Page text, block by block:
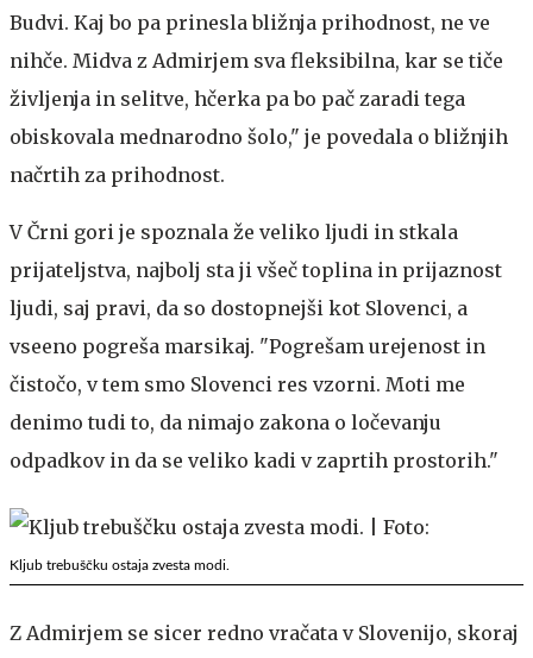
Budvi. Kaj bo pa prinesla bližnja prihodnost, ne ve
nihče. Midva z Admirjem sva fleksibilna, kar se tiče
življenja in selitve, hčerka pa bo pač zaradi tega
obiskovala mednarodno šolo," je povedala o bližnjih
načrtih za prihodnost.
V Črni gori je spoznala že veliko ljudi in stkala
prijateljstva, najbolj sta ji všeč toplina in prijaznost
ljudi, saj pravi, da so dostopnejši kot Slovenci, a
vseeno pogreša marsikaj. "Pogrešam urejenost in
čistočo, v tem smo Slovenci res vzorni. Moti me
denimo tudi to, da nimajo zakona o ločevanju
odpadkov in da se veliko kadi v zaprtih prostorih."
Kljub trebuščku ostaja zvesta modi.
Z Admirjem se sicer redno vračata v Slovenijo, skoraj